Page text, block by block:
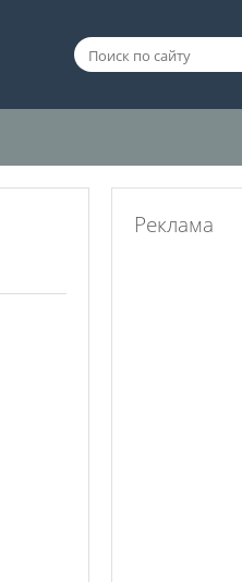
Реклама